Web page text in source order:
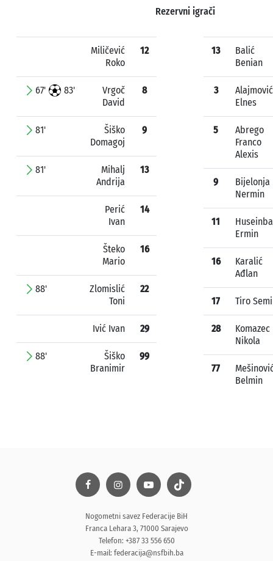
Rezervni igrači
Miličević
Roko
12
67' 83'
Vrgoč
David
8
81'
Šiško
Domagoj
9
81'
Mihalj
Andrija
13
Perić
Ivan
14
Šteko
Mario
16
88'
Zlomislić
Toni
22
Ivić Ivan 29
88'
Šiško
Branimir
99
13
Balić
Benian
3
Alajmović
Elnes
5
Abrego
Franco
Alexis
9
Bijelonja
Nermin
11
Ermin
16
Karalić
Ađlan
17 Tiro
28
Komazec
Nikola
77
Belmin
Nogometni savez Federacije BiH
Franca Lehara 3, 71000 Sarajevo
Telefon: +387 33 556 650
E-mail: federacija@nsfbih.ba